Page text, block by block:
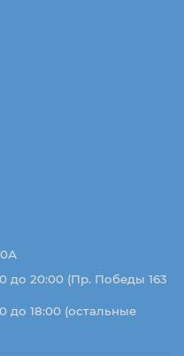
до 20:00 (Пр. Победы 163
до 18:00 (остальные